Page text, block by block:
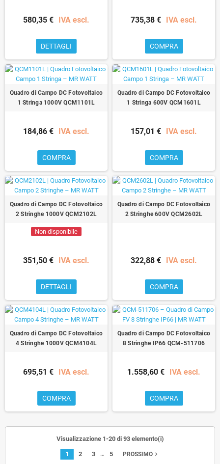
580,35 € IVA escl.
DETTAGLI
735,38 € IVA escl.
COMPRA
Quadro di Campo DC Fotovoltaico
1 Stringa 1000V QCM1101L
184,86 € IVA escl.
COMPRA
Quadro di Campo DC Fotovoltaico
1 Stringa 600V QCM1601L
157,01 € IVA escl.
COMPRA
Quadro di Campo DC Fotovoltaico
2 Stringhe 1000V QCM2102L
Non disponibile
351,50 € IVA escl.
DETTAGLI
Quadro di Campo DC Fotovoltaico
2 Stringhe 600V QCM2602L
322,88 € IVA escl.
COMPRA
Quadro di Campo DC Fotovoltaico
4 Stringhe 1000V QCM4104L
695,51 € IVA escl.
COMPRA
Quadro di Campo DC Fotovoltaico
8 Stringhe IP66 QCM-511706
1.558,60 € IVA escl.
COMPRA
Visualizzazione 1-20 di 93 elemento(i)
1 2 3 … 5 PROSSIMO navigate_next